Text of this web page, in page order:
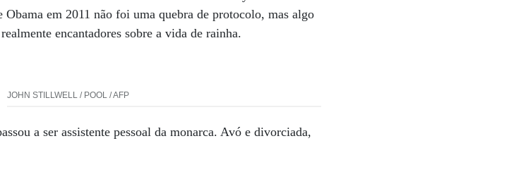
em 2011 não foi uma quebra de protocolo, mas algo
encantadores sobre a vida de rainha.
JOHN STILLWELL / POOL / AFP
a ser assistente pessoal da monarca. Avó e divorciada,